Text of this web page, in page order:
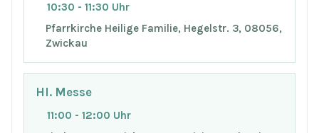
10:30 - 11:30 Uhr
Pfarrkirche Heilige Familie, Hegelstr. 3, 08056,
Zwickau
Hl. Messe
11:00 - 12:00 Uhr